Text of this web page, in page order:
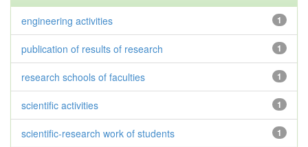
1
engineering activities
1
publication of results of research
1
research schools of faculties
1
scientific activities
1
scientific-research work of students